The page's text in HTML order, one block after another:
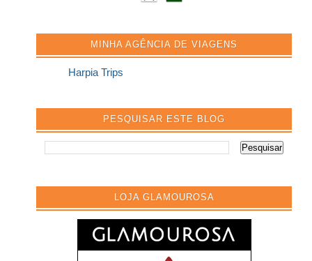
MINHA AGÊNCIA DE VIAGENS
Harpia Trips
PESQUISAR ESTE BLOG
LOJA GLAMOUROSA